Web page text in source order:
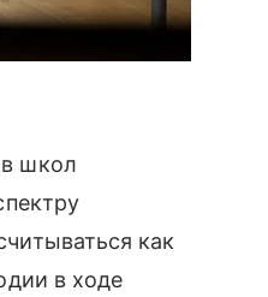
школ
как
в ходе